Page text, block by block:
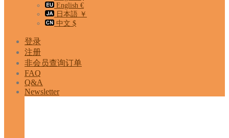
English €
日本語 ￥
中文 $
登录
注册
非会员查询订单
FAQ
Q&A
Newsletter